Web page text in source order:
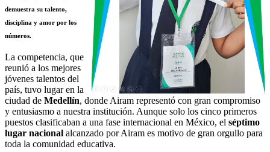
demuestra su talento,
disciplina y amor por los
números.
La competencia, que
reunió a los mejores
jóvenes talentos del
país, tuvo lugar en la
ciudad de Medellín, donde Airam representó con gran compromiso
y entusiasmo a nuestra institución. Aunque solo los cinco primeros
puestos clasificaban a una fase internacional en México, el séptimo
lugar nacional alcanzado por Airam es motivo de gran orgullo para
toda la comunidad educativa.